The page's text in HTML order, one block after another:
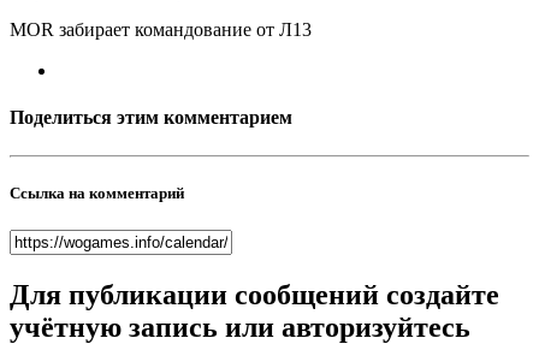
MOR забирает командование от Л13
Поделиться этим комментарием
Ссылка на комментарий
Для публикации сообщений создайте
учётную запись или авторизуйтесь